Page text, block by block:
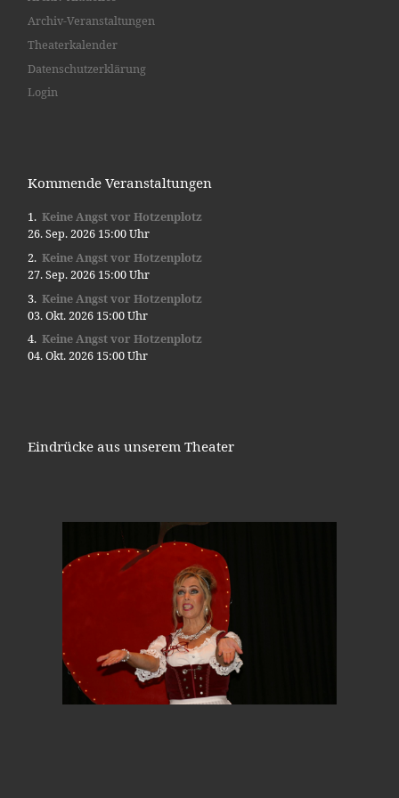
Archiv-Veranstaltungen
Theaterkalender
Datenschutzerklärung
Login
Kommende Veranstaltungen
Keine Angst vor Hotzenplotz
26. Sep. 2026 15:00 Uhr
Keine Angst vor Hotzenplotz
27. Sep. 2026 15:00 Uhr
Keine Angst vor Hotzenplotz
03. Okt. 2026 15:00 Uhr
Keine Angst vor Hotzenplotz
04. Okt. 2026 15:00 Uhr
Eindrücke aus unserem Theater